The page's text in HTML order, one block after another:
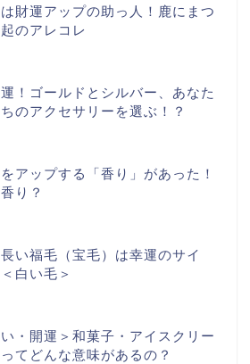
は財運アップの助っ人！鹿にまつ
のアレコレ
！ゴールドとシルバー、あなた
のアクセサリーを選ぶ！？
アップする「香り」があった！
り？
い福毛（宝毛）は幸運のサイ
白い毛＞
い・開運＞和菓子・アイスクリー
てどんな意味があるの？